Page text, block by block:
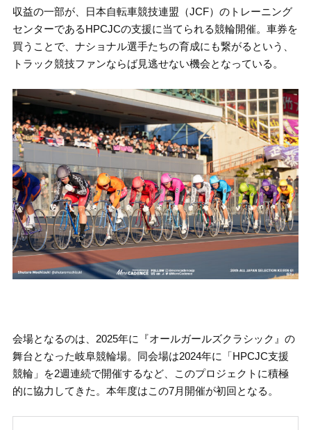
収益の一部が、日本自転車競技連盟（JCF）のトレーニング
センターであるHPCJCの支援に当てられる競輪開催。車券を
買うことで、ナショナル選手たちの育成にも繋がるという、
トラック競技ファンならば見逃せない機会となっている。
会場となるのは、2025年に『オールガールズクラシック』の
舞台となった岐阜競輪場。同会場は2024年に「HPCJC支援
競輪」を2週連続で開催するなど、このプロジェクトに積極
的に協力してきた。本年度はこの7月開催が初回となる。